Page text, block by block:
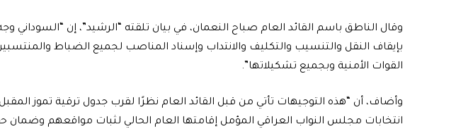
وقال الناطق باسم القائد العام صباح النعمان، في بيان تلقته “الرشيد”، إن “السوداني وجه
بإيقاف النقل والتنسيب والتكليف والانتداب وإسناد المناصب لجميع الضباط
القوات الأمنية وبجميع تشكيلاتها”.
وأضاف، أن “هذه التوجيهات تأتي من قبل القائد العام نظرًا لقرب جدول ترقية تموز
انتخابات مجلس النواب العراقي المؤمل إقامتها العام الحالي لثبات مواقعهم